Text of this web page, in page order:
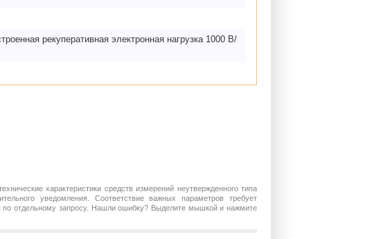
рекуперативная электронная нагрузка 1000 В/
характеристики средств измерений неутвержденного типа
уведомления. Соответствие важных параметров требует
по отдельному запросу. Нашли ошибку? Выделите мышкой и нажмите